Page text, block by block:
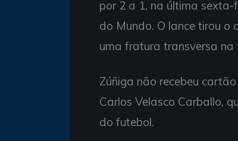
por 2 a 1, na última
do Mundo. O lance tirou o
uma fratura transversa na
Zúñiga não recebeu
Carlos Velasco Carballo,
do futebol.